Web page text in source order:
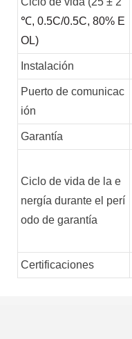
℃, 0.5C/0.5C, 80% E
OL)
Instalación
Puerto de comunicac
ión
Garantía
Ciclo de vida de la e
nergía durante el perí
odo de garantía
Certificaciones